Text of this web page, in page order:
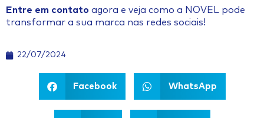
Entre em contato agora e veja como a NOVEL pode
transformar a sua marca nas redes sociais!
22/07/2024
Facebook WhatsApp